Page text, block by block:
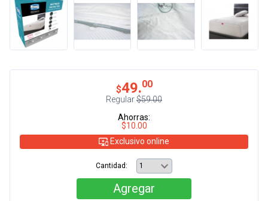
$49.00
Regular$59.00
Ahorras:
$10.00
Exclusivo online
Cantidad:
Agregar